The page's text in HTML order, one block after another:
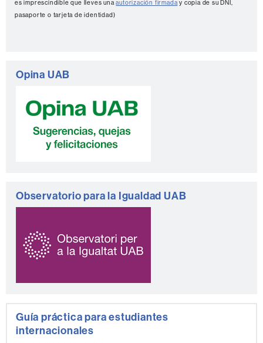
c
es imprescindible que lleves unaautorización firmaday copia de su DNI,
pasaporte o tarjeta de identidad)
Opina UAB
Observatorio para la Igualdad UAB
Guía práctica para estudiantes
internacionales